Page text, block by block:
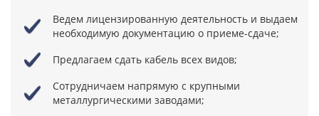
Ведем лицензированную деятельность и выдаем
необходимую документацию о приеме-сдаче;
Предлагаем сдать кабель всех видов;
Сотрудничаем напрямую с крупными
металлургическими заводами;